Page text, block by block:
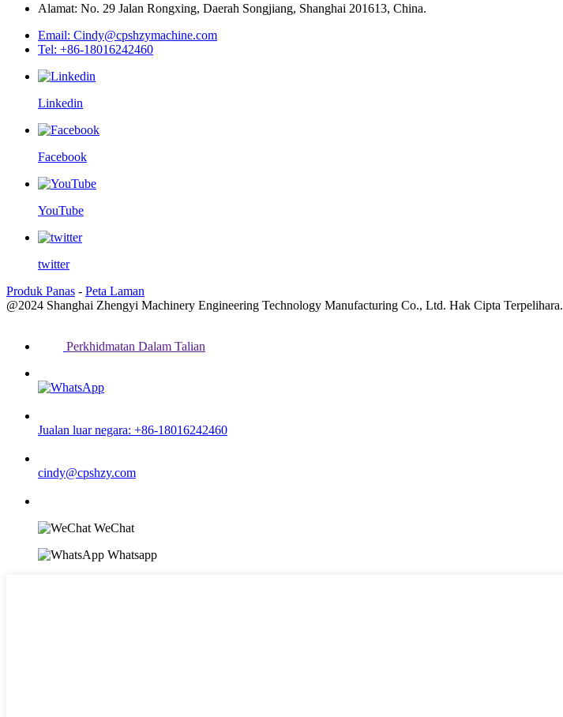
Alamat: No. 29 Jalan Rongxing, Daerah Songjiang, Shanghai 201613, China.
Email: Cindy@cpshzymachine.com
Tel: +86-18016242460
Linkedin
Facebook
YouTube
twitter
Produk Panas - Peta Laman
@2024 Shanghai Zhengyi Machinery Engineering Technology Manufacturing Co., Ltd. Hak Cipta Terpelihara.
Perkhidmatan Dalam Talian
Jualan luar negara: +86-18016242460
cindy@cpshzy.com
WeChat
Whatsapp